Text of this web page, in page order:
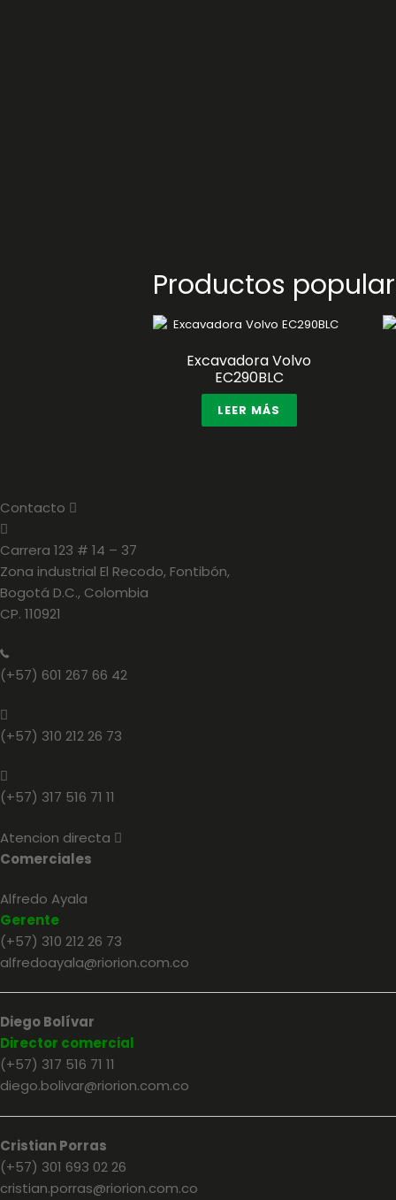
Productos
Excavadora Volvo
EC290BLC
LEER MÁS
Contacto
a
d
Carrera 123 # 14 – 37
Zona industrial El Recodo, Fontibón,
Bogotá D.C., Colombia
CP. 110921
(+57) 601 267 66 42
(+57) 310 212 26 73
(+57) 317 516 71 11
Atencion directa
Comerciales
Alfredo Ayala
Gerente
(+57) 310 212 26 73
alfredoayala@riorion.com.co
Diego Bolívar
Director comercial
(+57) 317 516 71 11
diego.bolivar@riorion.com.co
Cristian Porras
(+57) 301 693 02 26
cristian.porras@riorion.com.co